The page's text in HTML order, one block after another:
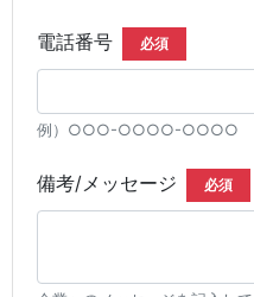
電話番号 必須
例）○○○-○○○○-○○○○
備考/メッセージ 必須